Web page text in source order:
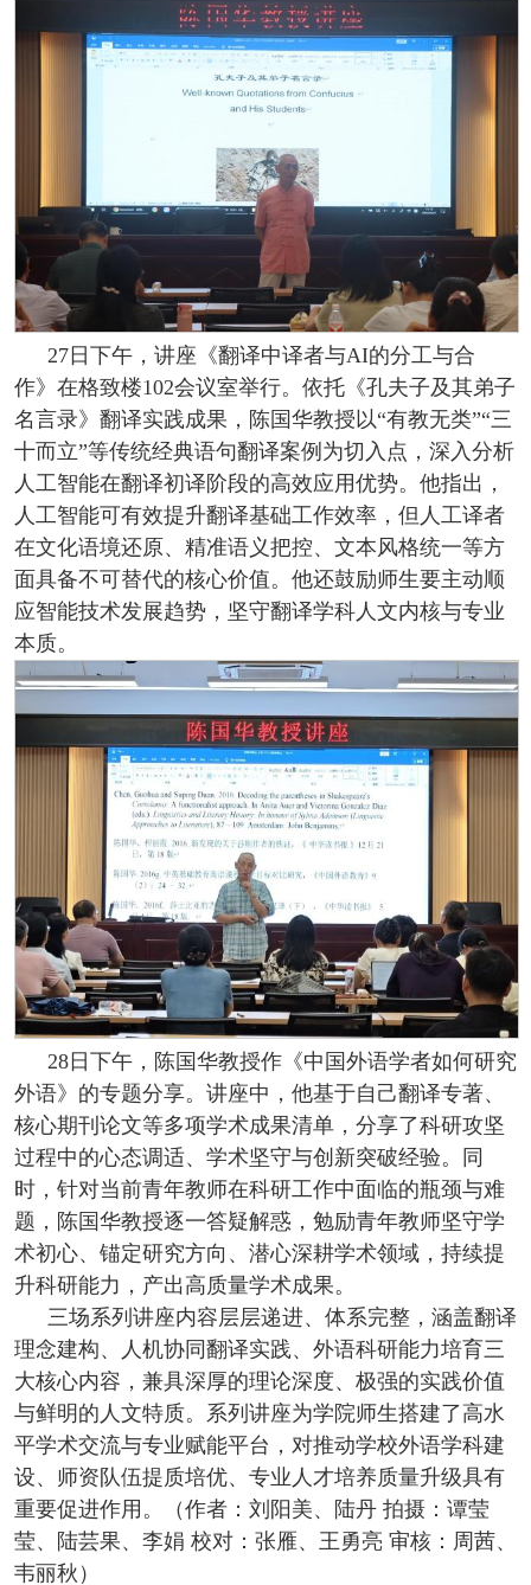
27日下午，讲座《翻译中译者与AI的分工与合
作》在格致楼102会议室举行。依托《孔夫子及其弟子
名言录》翻译实践成果，陈国华教授以“有教无类”“三
十而立”等传统经典语句翻译案例为切入点，深入分析
人工智能在翻译初译阶段的高效应用优势。他指出，
人工智能可有效提升翻译基础工作效率，但人工译者
在文化语境还原、精准语义把控、文本风格统一等方
面具备不可替代的核心价值。他还鼓励师生要主动顺
应智能技术发展趋势，坚守翻译学科人文内核与专业
本质。
28日下午，陈国华教授作《中国外语学者如何研究
外语》的专题分享。讲座中，他基于自己翻译专著、
核心期刊论文等多项学术成果清单，分享了科研攻坚
过程中的心态调适、学术坚守与创新突破经验。同
时，针对当前青年教师在科研工作中面临的瓶颈与难
题，陈国华教授逐一答疑解惑，勉励青年教师坚守学
术初心、锚定研究方向、潜心深耕学术领域，持续提
升科研能力，产出高质量学术成果。
三场系列讲座内容层层递进、体系完整，涵盖翻译
理念建构、人机协同翻译实践、外语科研能力培育三
大核心内容，兼具深厚的理论深度、极强的实践价值
与鲜明的人文特质。系列讲座为学院师生搭建了高水
平学术交流与专业赋能平台，对推动学校外语学科建
设、师资队伍提质培优、专业人才培养质量升级具有
重要促进作用。（作者：刘阳美、陆丹 拍摄：谭莹
莹、陆芸果、李娟 校对：张雁、王勇亮 审核：周茜、
韦丽秋）